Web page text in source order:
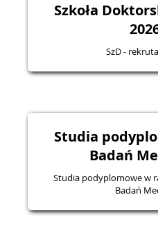
Szkoła
SzD -
Studia
Badań
Studia podyplomowe w
Badań